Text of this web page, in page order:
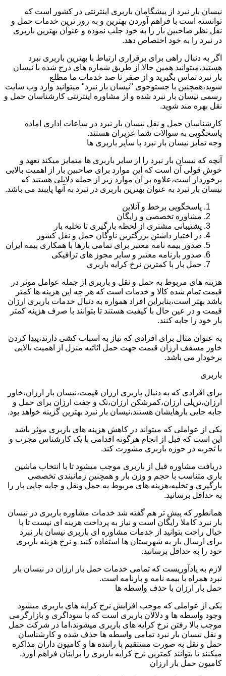
نیسان بار نبرد از پیشگامان باربری اینترنتی در کشور است که
توانسته است با فراهم آوردن بهترین و به روز ترین خدمات حمل و
نقل نظر صاحبین بار را به خود جلب نموده و عنوان بهترین باربری
در نبرد را به خود اختصاص دهد.
اگر به دنبال راهی برای برقراری ارتباط با بهترین باربری نبرد
هستید،میتوانید همین حالا از طریق شماره های درج شده با نیسان
بار نبرد تماس بگیرید و از صفر تا صد خدمات ما مطلع
شوید،همچنین با جستوجوی "نیسان بار نبرد" میتوانید وارد وب سایت
رسمی نیسان بار نبرد شده و از مشاوره اینترنتی کارشناسان حمل و
نقل بهره مند شوید.
کارشناسان حمل و نقل نیسان بار نبرد در ساعات اداری اماده
پاسخگویی به سوالات شما عزیران هستند.
وجه تمایز نیسان بار نبرد با سایر باربری ها
آنچه که نیسان بار نبرد را از سایر باربری ها متمایز میکند تعهد و
خوش قولی آن است که این موارد برای صاحبین بار از اهمیت بالایی
برخوردار است،علاوه بر آن موارد زیر از جمله دلایلی هستند که
نیسان بار نبرد به عنوان بهترین باربری در نبرد به آنها پایبند می باشد.
پاسخگویی برخط و آنلاین
مشاوره تخصصی و رایگان
پشتیبانی مشتری از لحظه بارگیری تا تخلیه بار
در اختیار داشتن بزرگترین ناوگان حمل و نقل کشور
صدور بیمه نامه معتبر برای تمامی بارها با همکاری بیمه ایران
صدور بارنامه معتبر و سایر مجوز های ترافیکی
حمل بار با کمترین نرخ کرایه باربری
هزینه های مربوط به حمل و نقل و باربری از جمله عوامل موثر در
قیمت تمام شده کالا و خدمات است که هر چه این هزینه ها کمتر
باشد بهتر است،بنابراین افراد همواره به دنبال خدمات باربری ارزان
قیمت و در عین حال با کیفیت هستند تا بتوانند با صرف هزینه کمتر
بار خود را جابه کنند.
به عنوان مثال برای افرادی که نیاز به اسباب کشی دارند،پیدا کردن
خاور مسقف ارزان قیمت جهت حمل اثاثیه منزل از اهمیت بالایی
برخودار می باشد.
باربری
برای افرادی که به دنبال باربری ارزان قیمت،نیسان بار ارزان،خاور
ارزان،تریلی ارزان،کمرشکن ارزان،تک و جفت ارزان برای حمل و
جابه جایی بارهایشان هستند،نیسان بار نبرد بهترین گزینه خواهد بود.
یکی از عواملی که میتواند در کاهش هزینه های باربری موثر باشد
این است که قبل از انجام هرگونه اقدامی با یک کارشناس مجرب و
با تجربه در حوزه باربری مشورت کند.
دریافت مشاوره قبل از باربری موجب میشود تا با انتخاب ماشین
باری متناسب با حجم و وزن بار و همچنین زمانبندی تخصصی
بارگیری و تخلیه،هزینه های مربوط به حمل ونقل و جابه جایی بار را
به حداقل برسانید.
همانطور که پیش تر هم گفته شد خدمات مشاوره باربری در نیسان
بار نبرد کاملا رایگان است و نیاز به پرداخت هزینه ای نیست تا با
خیال راحت بتوانید از خدمات مشاوره ای باربری نیسان بار نبرد
برای ارسال بار به شهرستان ها استفاده کنید و نرخ هزینه باربری
خود را به حداقل برسانید.
لازم به یادآوریست که تمامی خدمات حمل بار ارزان در نیسان بار
نبرد همراه با بیمه نامه و بارنامه است.
حمل بار ارزان با حذف واسطه ها
یکی از عواملی که موجب افزایش نرخ کرایه های باربری میشود
وجود واسطه ها و دلالان باربری است که با سوداگری و بازارگرمی
موجب بالا رفتن نرخ کرایه های باربری میشوند،اما در شرکت حمل
و نقل نیسان بار نبرد تمامی واسطه ها حذف شده و کارشناسان
حمل و نقل به صورت مستقیم با راننده ها و کامیون داران مذاکره
میکنند تا بتوانند کمترین نرخ کرایه باربری را برایتان فراهم آورد.
کامیون حمل بار ارزان